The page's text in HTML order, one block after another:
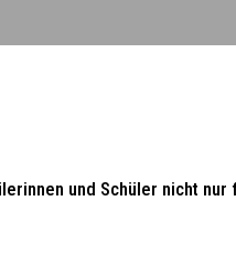
und Schüler nicht nur